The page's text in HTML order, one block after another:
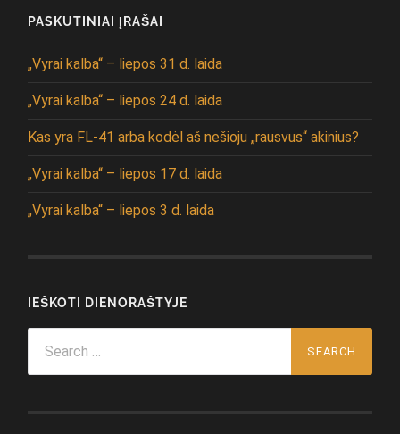
PASKUTINIAI ĮRAŠAI
„Vyrai kalba“ – liepos 31 d. laida
„Vyrai kalba“ – liepos 24 d. laida
Kas yra FL-41 arba kodėl aš nešioju „rausvus“ akinius?
„Vyrai kalba“ – liepos 17 d. laida
„Vyrai kalba“ – liepos 3 d. laida
IEŠKOTI DIENORAŠTYJE
for: